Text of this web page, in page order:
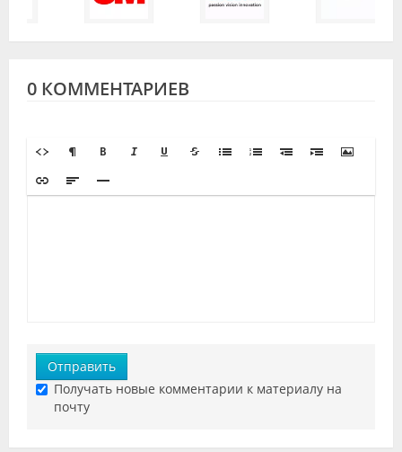
0 КОММЕНТАРИЕВ
Отправить
Получать новые комментарии к материалу на
почту